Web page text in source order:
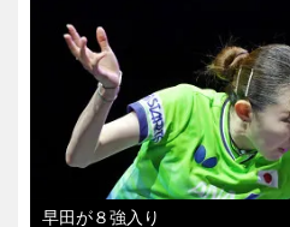
早田が８強入り